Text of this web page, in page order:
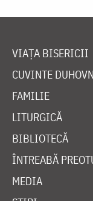
VIAȚA BISERICII
CUVINTE
FAMILIE
LITURGICĂ
BIBLIOTECĂ
ÎNTREABĂ
MEDIA